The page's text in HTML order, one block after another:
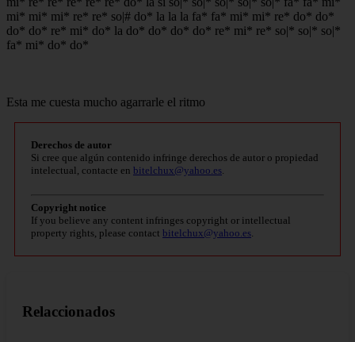
mi* mi* mi* re* re* so|# do* la la la fa* fa* mi* mi* re* do* do*
do* do* re* mi* do* la do* do* do* do* re* mi* re* so|* so|* so|*
fa* mi* do* do*
Esta me cuesta mucho agarrarle el ritmo
Derechos de autor
Si cree que algún contenido infringe derechos de autor o propiedad
intelectual, contacte en bitelchux@yahoo.es
Copyright notice
If you believe any content infringes copyright or intellectual
property rights, please contact bitelchux@yahoo.es
Relaccionados